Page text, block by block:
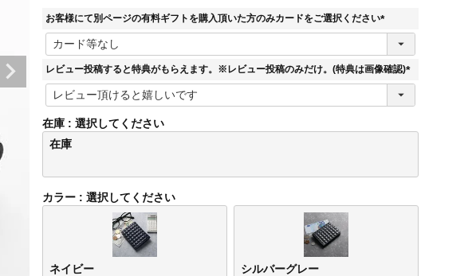
お客様にて別ページの有料ギフトを購入頂いた方のみカードをご選択ください
(
須
レビュー投稿すると特典がもらえます。※レビュー投稿のみだけ。(特典は画像確認)
(
)
在庫
選択してください
在庫
カラー 選択してください
ネイビー シルバーグレー